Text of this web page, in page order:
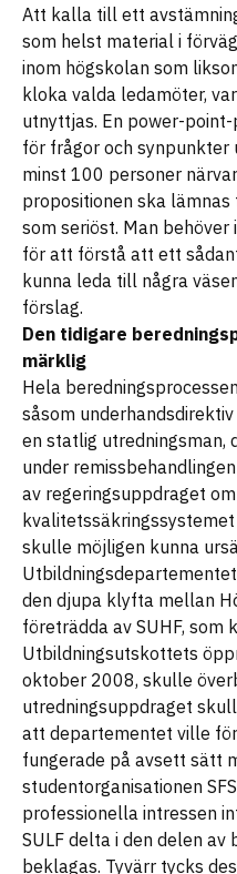
Att kalla till ett
som helst material i
inom högskolan som
kloka valda ledamöter,
utnyttjas. En power-
för frågor och synpunkter
minst 100 personer
propositionen ska
som seriöst. Man
för att förstå att ett
kunna leda till några
förslag.
Den tidigare
märklig
Hela
såsom
en statlig utredningsman,
under
av regeringsuppdraget
skulle möjligen kunna
den djupa klyfta mellan
företrädda av SUHF, som
Utbildningsutskottets
oktober 2008, skulle
utredningsuppdraget
att departementet ville
fungerade på avsett sätt
studentorganisationen
professionella intressen
SULF delta i den delen
beklagas. Tyvärr tycks